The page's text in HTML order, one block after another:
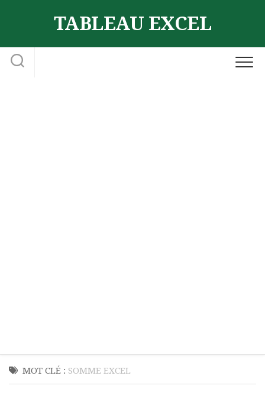
TABLEAU EXCEL
MOT CLÉ : SOMME EXCEL